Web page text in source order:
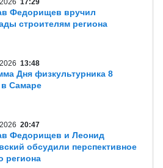
17:29
Федорищев вручил
строителям региона
13:48
Дня физкультурника 8
в Самаре
20:47
Федорищев и Леонид
обсудили перспективное
региона